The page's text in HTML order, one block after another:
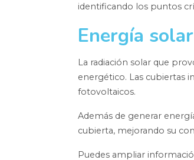
identificando los puntos
Energía
La radiación solar que
energético. Las cubiertas
fotovoltaicos.
Además de generar
cubierta, mejorando su
Puedes ampliar